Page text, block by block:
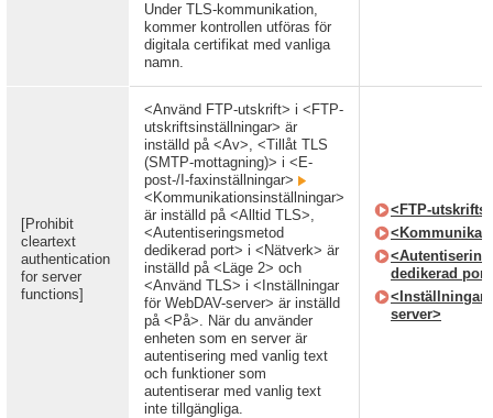
Under TLS-kommunikation,
kommer kontrollen utföras för
digitala certifikat med vanliga
namn.
[Prohibit
cleartext
authentication
for server
functions]
<Använd FTP-utskrift> i <FTP-
utskriftsinställningar> är
inställd på <Av>, <Tillåt TLS
(SMTP-mottagning)> i <E-
post-/I-faxinställningar>
<Kommunikationsinställningar>
är inställd på <Alltid TLS>,
<Autentiseringsmetod
dedikerad port> i <Nätverk> är
inställd på <Läge 2> och
<Använd TLS> i <Inställningar
för WebDAV-server> är inställd
på <På>. När du använder
enheten som en server är
autentisering med vanlig text
och funktioner som
autentiserar med vanlig text
inte tillgängliga.
<FTP-
dedikerad
<Inställningar
server>